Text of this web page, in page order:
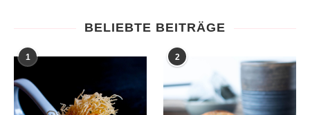
BELIEBTE BEITRÄGE
1 2